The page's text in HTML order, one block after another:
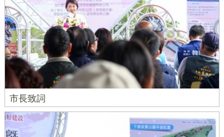
市長致詞